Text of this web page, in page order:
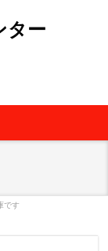
ター
です